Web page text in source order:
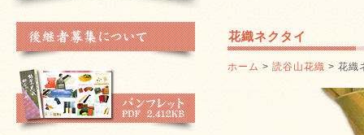
花織ネクタイ
ホーム > 読谷山花織 > 花織